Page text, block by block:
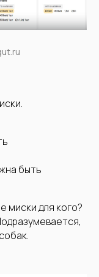
быть
миски для кого?